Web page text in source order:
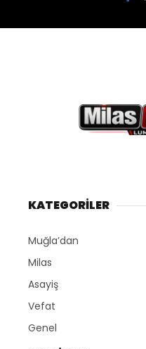
KATEGORİLER
Muğla’dan
Milas
Asayiş
Vefat
Genel